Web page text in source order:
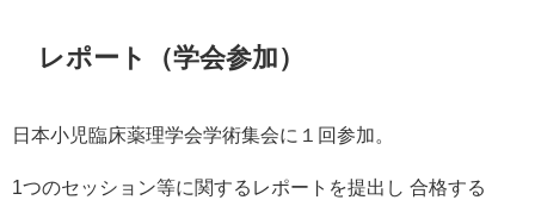
レポート（学会参加）
日本小児臨床薬理学会学術集会に１回参加。
1つのセッション等に関するレポートを提出し 合格する